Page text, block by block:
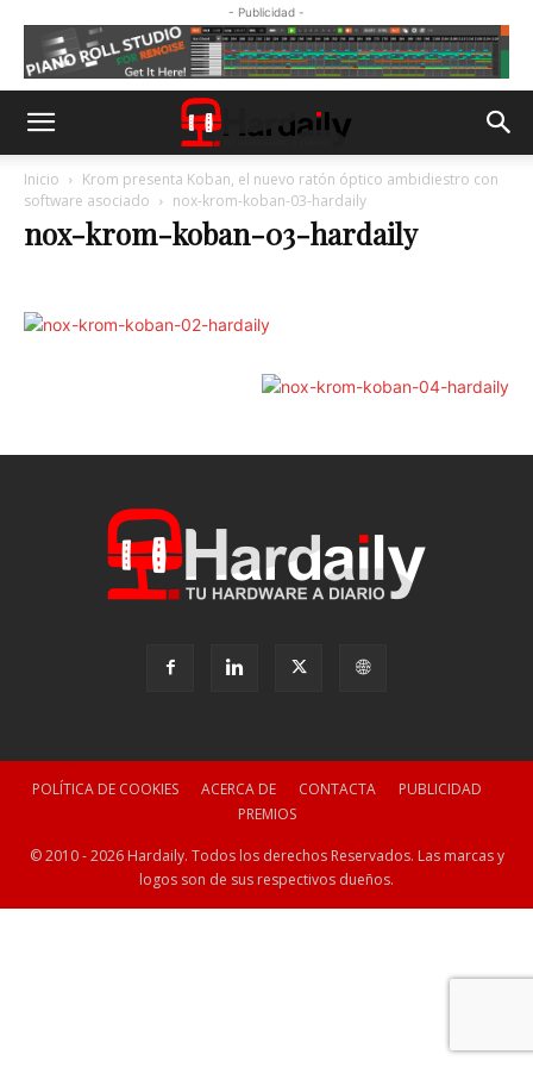
- Publicidad -
Inicio
Krom presenta Koban, el nuevo ratón óptico ambidiestro con
software asociado
nox-krom-koban-03-hardaily
nox-krom-koban-03-hardaily
POLÍTICA DE COOKIES ACERCA DE CONTACTA
PUBLICIDAD
PREMIOS
© 2010 - 2026 Hardaily. Todos los derechos Reservados. Las marcas y
logos son de sus respectivos dueños.